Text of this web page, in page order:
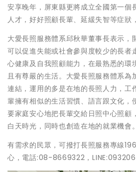
安享晚年，屏東縣更將成立全國第一個
人才，好好照顧長輩、延緩失智等症狀
大愛長照服務體系邱秋華董事長表示，
可以促進失能或社會參與度較少的長者
心健康及自我照顧能力，在最熟悉的環
且有尊嚴的生活。大愛長照服務體系為
連結，運用的多是在地的長照人力，工
輩擁有相似的生活習慣、語言跟文化，
要家庭安心地把長輩交給日照中心照顧
白天時光，同時也創造在地的就業機會。
有需求的民眾，可撥打長照服務專線
心，電話:08-8669322，